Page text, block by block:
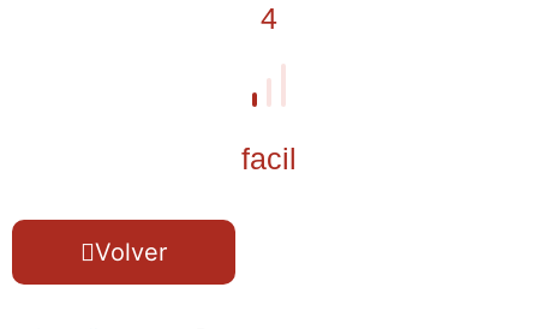
4
facil
Volver